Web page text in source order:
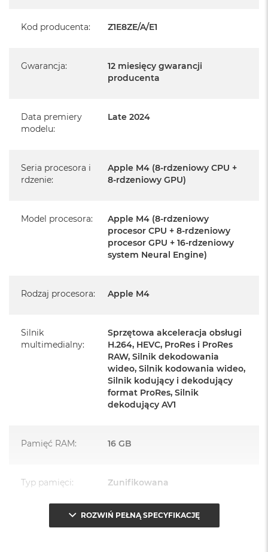
Realizowaną w każdym autoryzowanym punkcie
Szczegółowe informacje na ten temat uzyskają Państwo
Posiada fabryczne opakowanie
Posiada system operacyjny macOS w języku
Język polski wybieramy przy pierwszym uruchomieniu
urządzenia.
Zasilacz o mocy 143W
Przewód USB‑C do ładowania
PASUJE WSZĘDZIE– Ten zaskakująco smukły, dostępny w
ozdobą, gdziekolwiek się pojawi.
zrobisz więcej szybciej. Bawisz się czy pracujesz, edytujesz
Kod producenta: Z1E8ZE/A/E1
Gwarancja:
12 miesięcy gwarancji
producenta
Data premiery
modelu:
Late 2024
Seria procesora i
rdzenie:
Apple M4 (8-rdzeniowy CPU +
8-rdzeniowy GPU)
Model procesora:
Apple M4 (8-rdzeniowy
procesor CPU + 8-rdzeniowy
procesor GPU + 16-rdzeniowy
system Neural Engine)
Rodzaj procesora: Apple M4
Silnik
multimedialny:
Sprzętowa akceleracja obsługi
H.264, HEVC, ProRes i ProRes
RAW, Silnik dekodowania
wideo, Silnik kodowania wideo,
Silnik kodujący i dekodujący
format ProRes, Silnik
dekodujący AV1
Pamięć RAM: 16 GB
Typ pamięci: Zunifikowana
Przepustowość
120 GB/s
ROZWIŃ PEŁNĄ SPECYFIKACJĘ